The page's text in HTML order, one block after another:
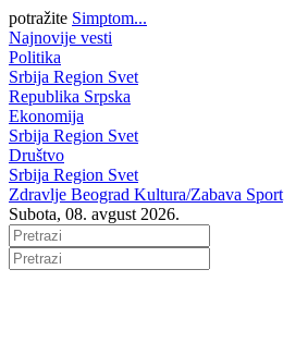
potražite Simptom...
Najnovije vesti
Politika
Srbija Region Svet
Republika Srpska
Ekonomija
Srbija Region Svet
Društvo
Srbija Region Svet
Zdravlje Beograd Kultura/Zabava Sport
Subota, 08. avgust 2026.